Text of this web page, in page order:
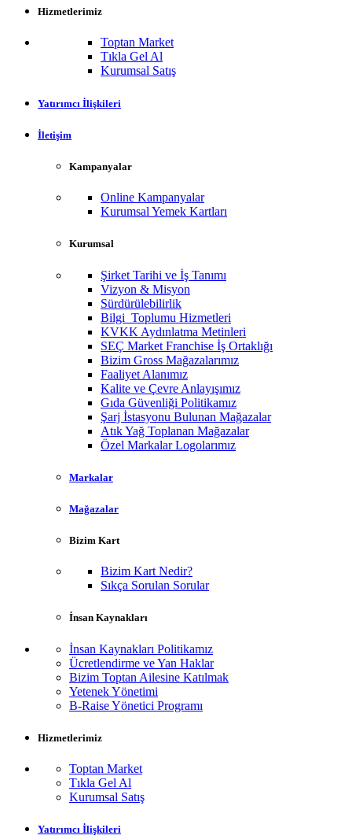
Hizmetlerimiz
Toptan Market
Tıkla Gel Al
Kurumsal Satış
Yatırımcı İlişkileri
İletişim
Kampanyalar
Online Kampanyalar
Kurumsal Yemek Kartları
Kurumsal
Şirket Tarihi ve İş Tanımı
Vizyon & Misyon
Sürdürülebilirlik
Bilgi Toplumu Hizmetleri
KVKK Aydınlatma Metinleri
SEÇ Market Franchise İş Ortaklığı
Bizim Gross Mağazalarımız
Faaliyet Alanımız
Kalite ve Çevre Anlayışımız
Gıda Güvenliği Politikamız
Şarj İstasyonu Bulunan Mağazalar
Atık Yağ Toplanan Mağazalar
Özel Markalar Logolarımız
Markalar
Mağazalar
Bizim Kart
Bizim Kart Nedir?
Sıkça Sorulan Sorular
İnsan Kaynakları
İnsan Kaynakları Politikamız
Ücretlendirme ve Yan Haklar
Bizim Toptan Ailesine Katılmak
Yetenek Yönetimi
B-Raise Yönetici Programı
Hizmetlerimiz
Toptan Market
Tıkla Gel Al
Kurumsal Satış
Yatırımcı İlişkileri